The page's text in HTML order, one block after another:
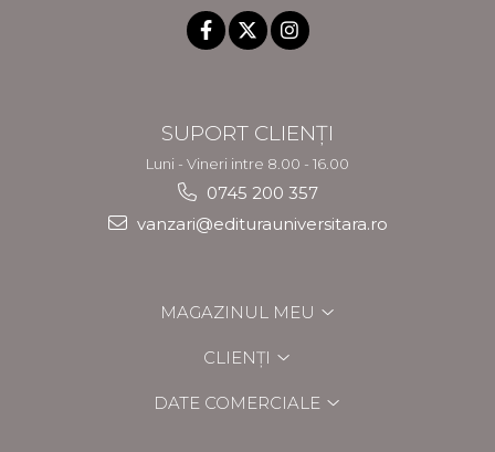
SUPORT CLIENȚI
Luni - Vineri intre 8.00 - 16.00
0745 200 357
vanzari@editurauniversitara.ro
MAGAZINUL MEU
CLIENȚI
DATE COMERCIALE